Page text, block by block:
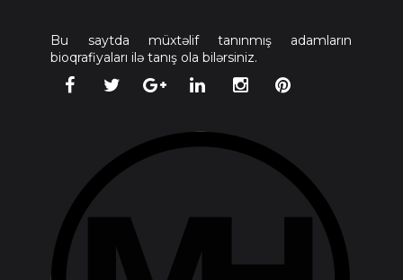
Bu saytda müxtəlif tanınmış adamların
bioqrafiyaları ilə tanış ola bilərsiniz.